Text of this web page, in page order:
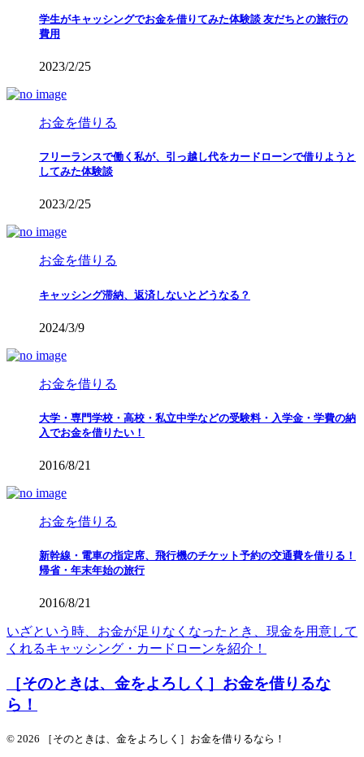
学生がキャッシングでお金を借りてみた体験談 友だちとの旅行の
費用
2023/2/25
お金を借りる
フリーランスで働く私が、引っ越し代をカードローンで借りようと
してみた体験談
2023/2/25
お金を借りる
キャッシング滞納、返済しないとどうなる？
2024/3/9
お金を借りる
大学・専門学校・高校・私立中学などの受験料・入学金・学費の納
入でお金を借りたい！
2016/8/21
お金を借りる
新幹線・電車の指定席、飛行機のチケット予約の交通費を借りる！
帰省・年末年始の旅行
2016/8/21
いざという時、お金が足りなくなったとき、現金を用意して
くれるキャッシング・カードローンを紹介！
［そのときは、金をよろしく］お金を借りるな
ら！
© 2026 ［そのときは、金をよろしく］お金を借りるなら！